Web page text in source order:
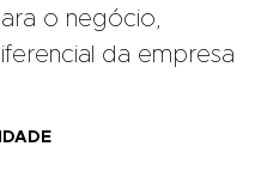
o negócio,
da empresa